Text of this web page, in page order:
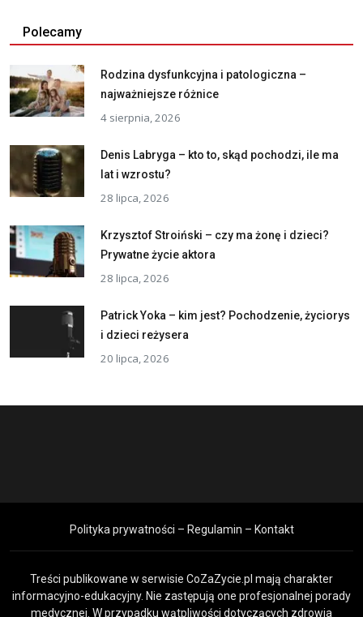
Polecamy
Rodzina dysfunkcyjna i patologiczna –
najważniejsze różnice
4 sierpnia, 2026
Denis Labryga – kto to, skąd pochodzi, ile ma
lat i wzrostu?
28 lipca, 2026
Krzysztof Stroiński – czy ma żonę i dzieci?
Prywatne życie aktora
28 lipca, 2026
Patrick Yoka – kim jest? Pochodzenie, życiorys
i dzieci reżysera
20 lipca, 2026
Polityka prywatności – Regulamin – Kontakt
Treści publikowane w serwisie CoZaZycie.pl mają charakter
informacyjno-edukacyjny. Nie zastępują one profesjonalnej porady
medycznej. W przypadku wątpliwości dotyczących zdrowia